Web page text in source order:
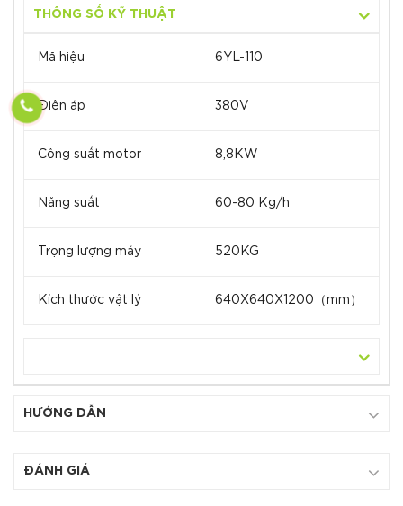
THÔNG SỐ KỸ THUẬT
Mã hiệu 6YL-110
Điện áp 380V
Công suất motor 8,8KW
Năng suất 60-80 Kg/h
Trọng lượng máy 520KG
Kích thước vật lý 640X640X1200（mm）
HƯỚNG DẪN
ĐÁNH GIÁ